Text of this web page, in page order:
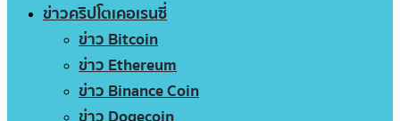
ข่าวคริปโตเคอเรนซี่
ข่าว Bitcoin
ข่าว Ethereum
ข่าว Binance Coin